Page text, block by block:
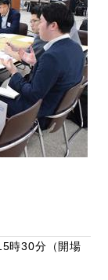
時30分（開場